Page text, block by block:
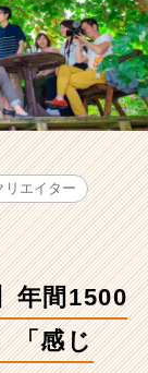
リエイター
年間1500
「感じ